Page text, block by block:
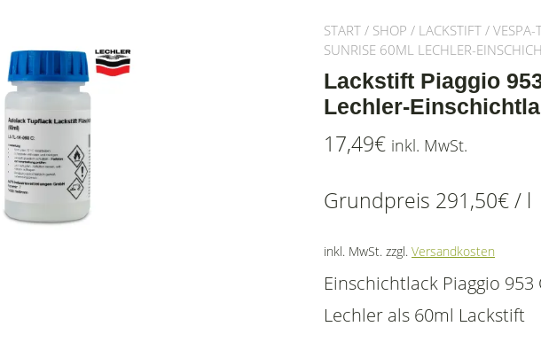
START / SHOP / LACKSTIFT / VESPA-
SUNRISE 60ML LECHLER-
Lackstift Piaggio
Lechler-
17,49€ inkl. MwSt.
Grundpreis 291,50€/ l
inkl. MwSt. zzgl. Versandkosten
Einschichtlack Piaggio 953
Lechler als 60ml Lackstift